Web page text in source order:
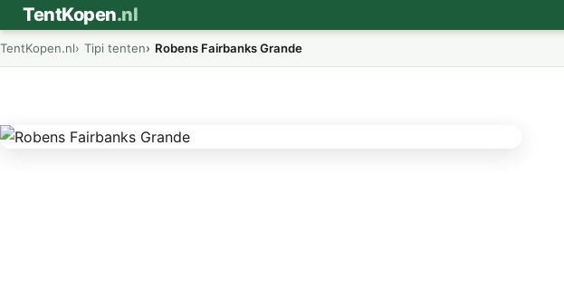
TentKopen.nl
TentKopen.nl Tipi tenten Robens Fairbanks Grande